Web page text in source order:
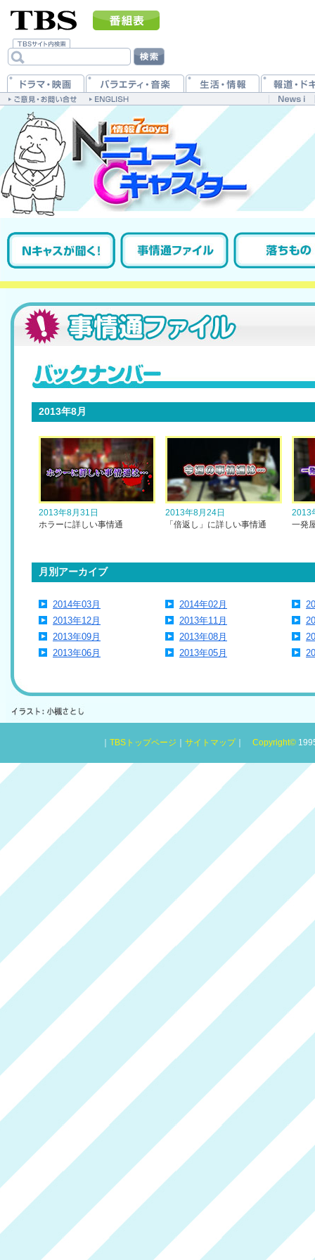
2013年8月
2013年8月31日
ホラーに詳しい事情通
2013年8月24日
「倍返し」に詳しい事情通
2013
一発
月別アーカイブ
2014年03月 2014年02月
2013年12月
2013年11月
2013年09月
2013年08月
2013年06月
2013年05月
TBSトップページ サイトマップ｜ Copyright©